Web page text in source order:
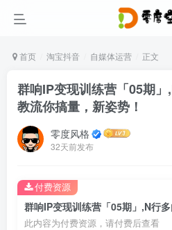
首页 淘宝抖音 自媒体运营 正文
群响IP变现训练营「05期」
教流你‬搞‬量，新姿势！
零度风格
32天前发布
此内容为付费资源，请付费后查看
付费资源